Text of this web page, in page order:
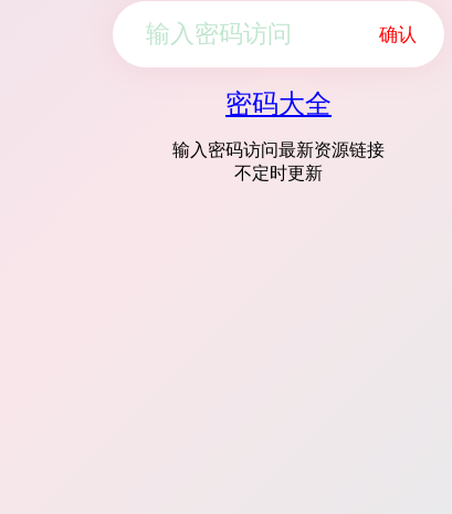
确认
密码大全
输入密码访问最新资源链接
不定时更新